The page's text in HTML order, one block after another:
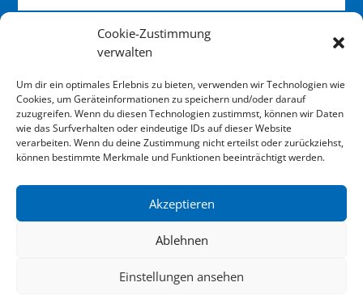
Cookie-Zustimmung
verwalten
Um dir ein optimales Erlebnis zu bieten, verwenden wir Technologien wie
Cookies, um Geräteinformationen zu speichern und/oder darauf
zuzugreifen. Wenn du diesen Technologien zustimmst, können wir Daten
wie das Surfverhalten oder eindeutige IDs auf dieser Website
verarbeiten. Wenn du deine Zustimmung nicht erteilst oder zurückziehst,
können bestimmte Merkmale und Funktionen beeinträchtigt werden.
Akzeptieren
Ablehnen
Einstellungen ansehen
zum Newsletter anmelden
Impressum